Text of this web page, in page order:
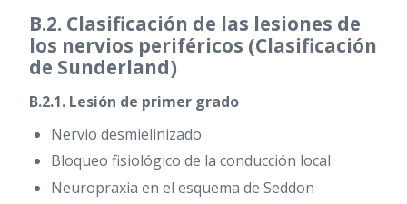
B.2. Clasificación de las lesiones de
los nervios periféricos (Clasificación
de Sunderland)
B.2.1. Lesión de primer grado
Nervio desmielinizado
Bloqueo fisiológico de la conducción local
Neuropraxia en el esquema de Seddon